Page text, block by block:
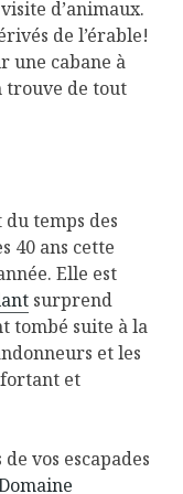
d’animaux.
de l’érable!
une cabane à
trouve de tout
temps des
40 ans cette
Elle est
surprend
tombé suite à la
et les
et
vos escapades